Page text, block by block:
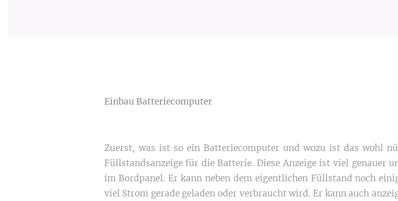
Einbau Batteriecomputer
Zuerst, was ist so ein Batteriecomputer und wozu ist das wohl
Füllstandsanzeige für die Batterie. Diese Anzeige ist viel genauer
im Bordpanel. Er kann neben dem eigentlichen Füllstand noch
viel Strom gerade geladen oder verbraucht wird. Er kann auch